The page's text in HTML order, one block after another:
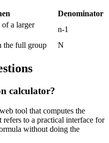
Denominator
of a larger
n-1
the full group N
calculator?
tool that computes the
refers to a practical interface for
without doing the